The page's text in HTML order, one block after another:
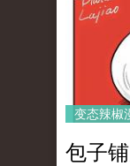
变态辣椒
包子